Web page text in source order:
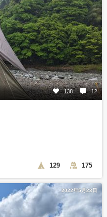
138 12
129 175
2022年5月23日